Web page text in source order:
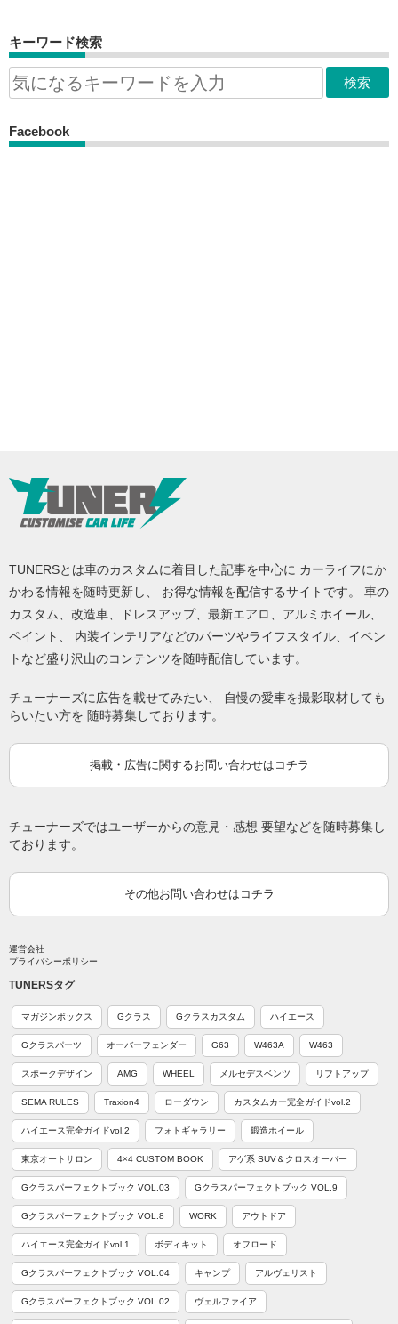
キーワード検索
Facebook
TUNERSとは車のカスタムに着目した記事を中心に カーライフにか
かわる情報を随時更新し、 お得な情報を配信するサイトです。 車の
カスタム、改造車、ドレスアップ、最新エアロ、アルミホイール、
ペイント、 内装インテリアなどのパーツやライフスタイル、イベン
トなど盛り沢山のコンテンツを随時配信しています。
チューナーズに広告を載せてみたい、 自慢の愛車を撮影取材しても
らいたい方を 随時募集しております。
掲載・広告に関するお問い合わせはコチラ
チューナーズではユーザーからの意見・感想 要望などを随時募集し
ております。
その他お問い合わせはコチラ
運営会社
プライバシーポリシー
TUNERSタグ
マガジンボックス Gクラス Gクラスカスタム ハイエース
Gクラスパーツ オーバーフェンダー G63 W463A W463
スポークデザイン AMG WHEEL メルセデスベンツ リフトアップ
SEMA RULES Traxion4 ローダウン カスタムカー完全ガイドvol.2
ハイエース完全ガイドvol.2 フォトギャラリー 鍛造ホイール
東京オートサロン 4×4 CUSTOM BOOK アゲ系 SUV＆クロスオーバー
Gクラスパーフェクトブック VOL.03 Gクラスパーフェクトブック VOL.9
Gクラスパーフェクトブック VOL.8 WORK アウトドア
ハイエース完全ガイドvol.1 ボディキット オフロード
Gクラスパーフェクトブック VOL.04 キャンプ アルヴェリスト
Gクラスパーフェクトブック VOL.02 ヴェルファイア